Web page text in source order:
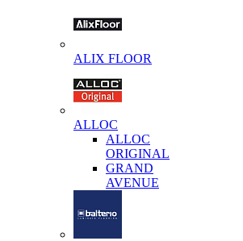
ALIX FLOOR
ALLOC
ALLOC
ORIGINAL
GRAND
AVENUE